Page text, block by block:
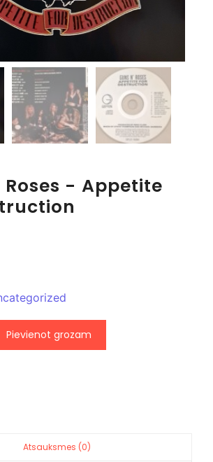
Roses - Appetite
Pievienot grozam
Atsauksmes (0)